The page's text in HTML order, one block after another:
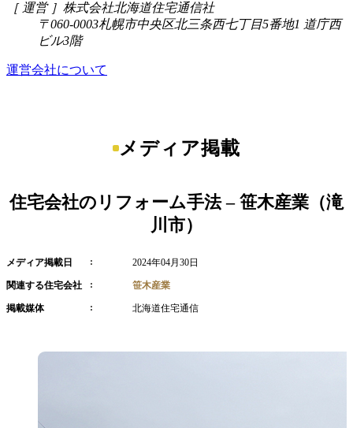
［ 運営 ］ 株式会社北海道住宅通信社
〒060-0003札幌市中央区北三条西七丁目5番地1 道庁西
ビル3階
運営会社について
メディア掲載
住宅会社のリフォーム手法 – 笹木産業（滝
川市）
メディア掲載日 2024年04月30日
関連する住宅会社 笹木産業
掲載媒体 北海道住宅通信